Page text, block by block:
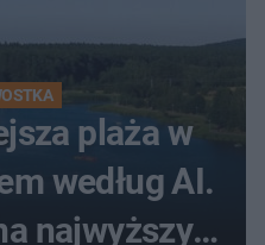
plaża w
według AI.
najwyższy